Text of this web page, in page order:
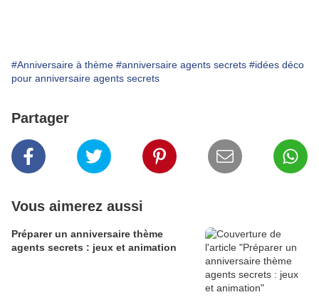
#Anniversaire à thème #anniversaire agents secrets #idées déco
pour anniversaire agents secrets
Partager
Vous aimerez aussi
Préparer un anniversaire thème
agents secrets : jeux et animation